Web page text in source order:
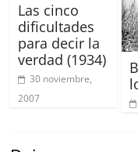
Las cinco
dificultades
para decir la
verdad (1934)
30 noviembre,
2007